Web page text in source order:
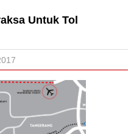
Untuk Tol